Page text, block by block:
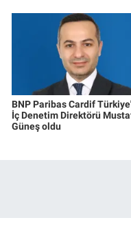
BNP Paribas Cardif
İç Denetim Direktörü
Güneş oldu